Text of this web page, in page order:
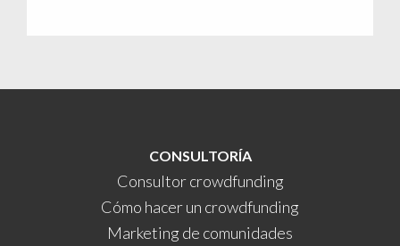
CONSULTORÍA
Consultor crowdfunding
Cómo hacer un crowdfunding
Marketing de comunidades